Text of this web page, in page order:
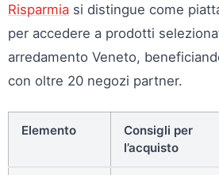
Risparmia si distingue come
per accedere a prodotti
arredamento Veneto,
con oltre 20 negozi partner.
Elemento
Consigli per
l’acquisto